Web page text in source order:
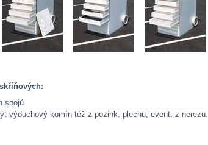
spojů
výduchový komín též z pozink. plechu, event. z nerezu.